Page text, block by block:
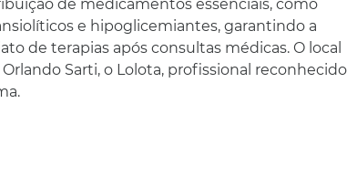
de medicamentos essenciais, como
e hipoglicemiantes, garantindo a
de terapias após consultas médicas. O local
Sarti, o Lolota, profissional reconhecido